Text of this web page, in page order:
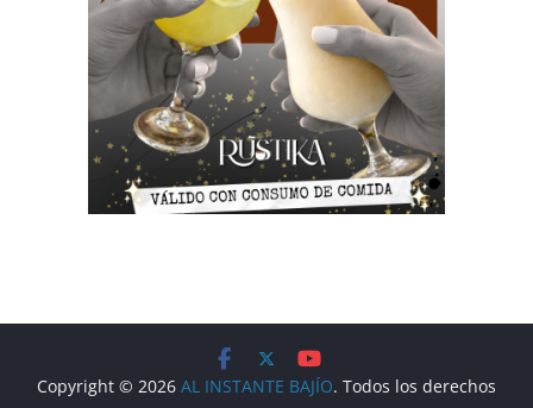
Copyright © 2026 AL INSTANTE BAJÍO. Todos los derechos